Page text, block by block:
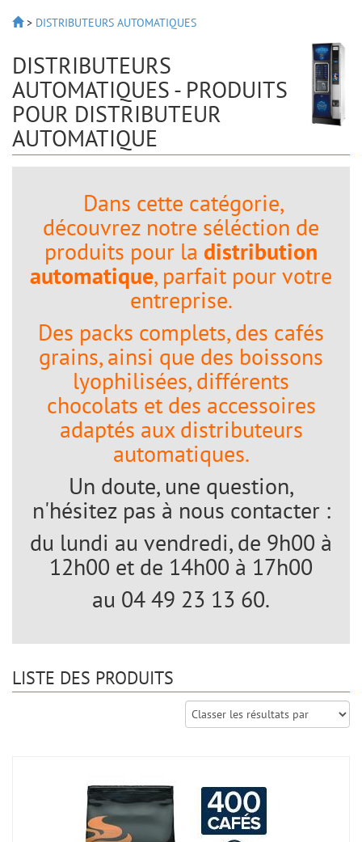
> DISTRIBUTEURS AUTOMATIQUES
DISTRIBUTEURS
AUTOMATIQUES - PRODUITS
POUR DISTRIBUTEUR
AUTOMATIQUE
Dans cette catégorie,
découvrez notre séléction de
produits pour la distribution
automatique, parfait pour votre
entreprise.
Des packs complets, des cafés
grains, ainsi que des boissons
lyophilisées, différents
chocolats et des accessoires
adaptés aux distributeurs
automatiques.
Un doute, une question,
n'hésitez pas à nous contacter :
du lundi au vendredi, de 9h00 à
12h00 et de 14h00 à 17h00
au 04 49 23 13 60.
LISTE DES PRODUITS